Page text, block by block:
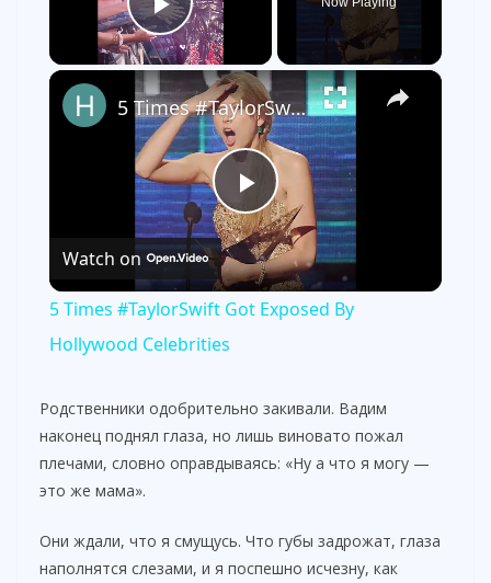
Play Video
×
P
l
y
V
i
5 Times #TaylorSwift Got Exposed By Hollywood Celebrities
Watch on
5 Times #TaylorSwift Got Exposed By
Hollywood Celebrities
Родственники одобрительно закивали. Вадим
наконец поднял глаза, но лишь виновато пожал
плечами, словно оправдываясь: «Ну а что я могу —
это же мама».
Они ждали, что я смущусь. Что губы задрожат, глаза
наполнятся слезами, и я поспешно исчезну, как